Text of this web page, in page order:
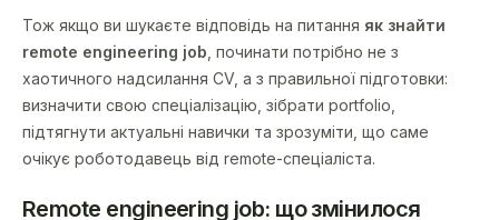
Тож якщо ви шукаєте відповідь на питання як знайти
remote engineering job , починати потрібно не з
хаотичного надсилання CV, а з правильної підготовки:
визначити свою спеціалізацію, зібрати portfolio,
підтягнути актуальні навички та зрозуміти, що саме
очікує роботодавець від remote-спеціаліста.
Remote engineering job: що змінилося